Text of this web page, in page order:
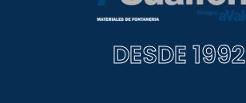
DESDE 1992